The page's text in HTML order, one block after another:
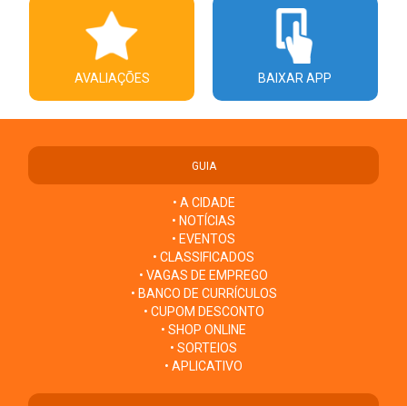
AVALIAÇÕES BAIXAR APP
GUIA
• A CIDADE
• NOTÍCIAS
• EVENTOS
• CLASSIFICADOS
• VAGAS DE EMPREGO
• BANCO DE CURRÍCULOS
• CUPOM DESCONTO
• SHOP ONLINE
• SORTEIOS
• APLICATIVO